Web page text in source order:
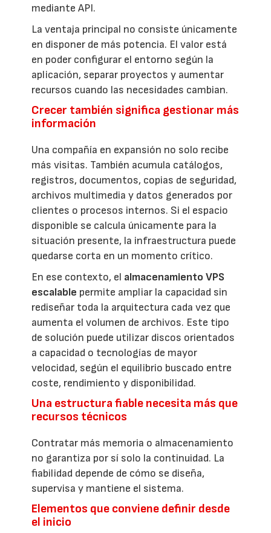
mediante API.
La ventaja principal no consiste únicamente
en disponer de más potencia. El valor está
en poder configurar el entorno según la
aplicación, separar proyectos y aumentar
recursos cuando las necesidades cambian.
Crecer también significa gestionar más
información
Una compañía en expansión no solo recibe
más visitas. También acumula catálogos,
registros, documentos, copias de seguridad,
archivos multimedia y datos generados por
clientes o procesos internos. Si el espacio
disponible se calcula únicamente para la
situación presente, la infraestructura puede
quedarse corta en un momento crítico.
En ese contexto, el almacenamiento VPS
escalable permite ampliar la capacidad sin
rediseñar toda la arquitectura cada vez que
aumenta el volumen de archivos. Este tipo
de solución puede utilizar discos orientados
a capacidad o tecnologías de mayor
velocidad, según el equilibrio buscado entre
coste, rendimiento y disponibilidad.
Una estructura fiable necesita más que
recursos técnicos
Contratar más memoria o almacenamiento
no garantiza por sí solo la continuidad. La
fiabilidad depende de cómo se diseña,
supervisa y mantiene el sistema.
Elementos que conviene definir desde
el inicio